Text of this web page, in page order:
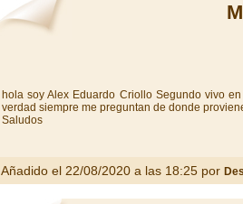
hola soy Alex Eduardo Criollo Segundo vivo
verdad siempre me preguntan de donde
Saludos
Añadido el 22/08/2020 a las 18:25 por